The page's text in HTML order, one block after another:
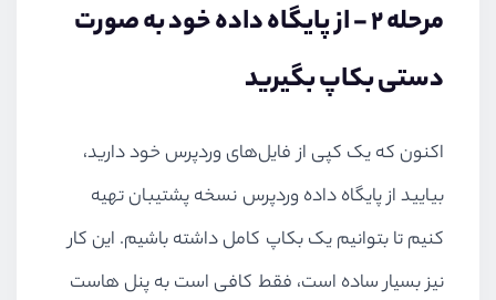
مرحله 2 - از پایگاه داده خود به صورت
دستی بکاپ بگیرید
اکنون که یک کپی از فایل‌های وردپرس خود دارید،
بیایید از پایگاه داده وردپرس نسخه پشتیبان تهیه
کنیم تا بتوانیم یک بکاپ کامل داشته باشیم. این کار
نیز بسیار ساده است، فقط کافی است به پنل هاست